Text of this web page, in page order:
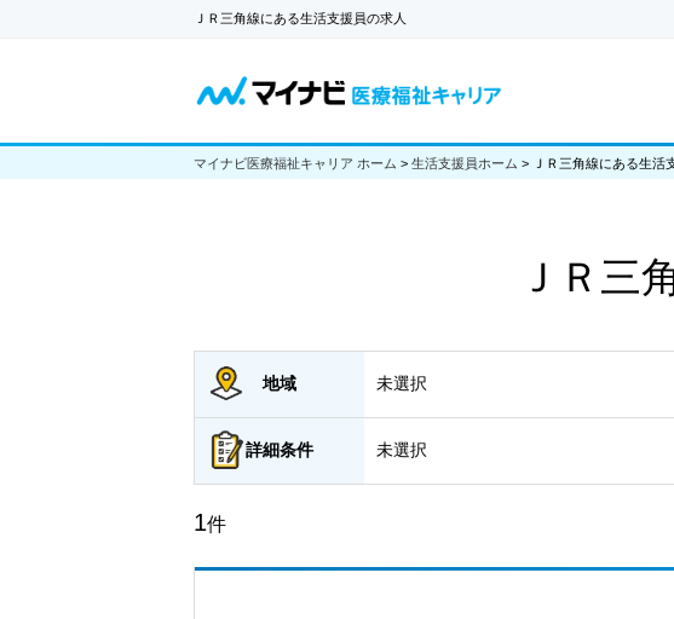
ＪＲ三角線にある生活支援員の求人
マイナビ医療福祉キャリア ホーム > 生活支援員ホーム > ＪＲ三角線にある生活
ＪＲ三
地域 未選択
詳細条件 未選択
1件